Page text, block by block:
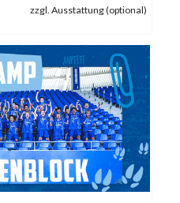
zzgl. Ausstattung (optional)